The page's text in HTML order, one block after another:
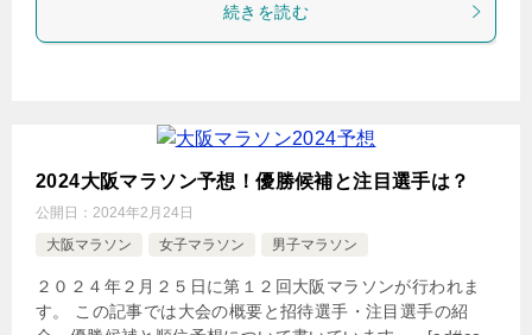
続きを読む
2024大阪マラソン予想！優勝候補と注目選手は？
公開日： 2024年2月24日
大阪マラソン
女子マラソン 男子マラソン
２０２４年２月２５日に第１２回大阪マラソンが行われま
す。 この記事では大会の概要と招待選手・注目選手の紹